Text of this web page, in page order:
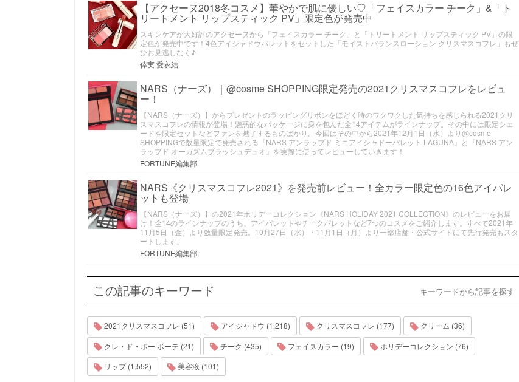
【アクセーヌ2018冬コスメ】華やかで肌に優しい♡「フェイスカラー チーク」&「ト
リートメント リップスティック PV」限定色が発売中
スキンケアが大好評のアクセーヌから「フェイスカラー チーク」と「トリートメント リップスティック PV」の限
定色が発売中です！4色アイシャドウパレットをセットした「モイストバランスローション クリスマスコフレ」もぜ
ひお見逃しなく♪
倖実 愛衣結
NARS（ナーズ）｜@cosme SHOPPING限定発売の2021クリスマスコフレをレビュ
ー！
【NARS（ナーズ）】からプレゼントのラッピングリボンをほどく時のワクワクした気持ちを感じられる2021クリ
スマスコフレの情報が登場！魅惑的なパッケージに身を包んだ全14アイテムがラインナップ。その中には限定シェ
ードや限定セットなどファンを魅了するものばかり。今回はその中から2021年12月1日（水）より@cosme
SHOPPINGで数量限定で発売される『NARS アンラップド ミニアイシャドーパレット LAGUNA』と『NARS アン
ラップド オーガズムブラッシュデュオ』を実際に使ってレビューしていきます！
FORTUNE編集部
NARS《クリスマスコフレ2021》を発売前レビュー！全カラー限定色の16色アイパレ
ットも登場
【NARS（ナーズ）】の2021年ホリデーコレクション《NARS HOLIDAY 2021 COLLECTION》のレビューをお届
け！全14のラインナップのうち、アイパレットやチークパレットなど7つのコスメをご紹介します。すべて2021年
11月5日（金）より数量限定発売。10月27日（水）・11月1日（月）より一部店舗・公式サイトにて先行発売もスタ
ートします。
FORTUNE編集部
この記事のキーワード キーワードから記事を探す
2021クリスマスコフレ (51) アイシャドウ (1,218) クリスマスコフレ (177)
クリーム (36)
クレ・ド・ポー ボーテ (21)
チーク (435) フェイスカラー (19)
ホリデーコレクション (76)
リップ (1,552)
美容液 (101)